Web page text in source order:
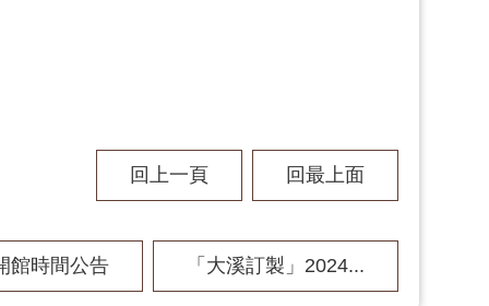
回上一頁 回最上面
館時間公告 「大溪訂製」2024...